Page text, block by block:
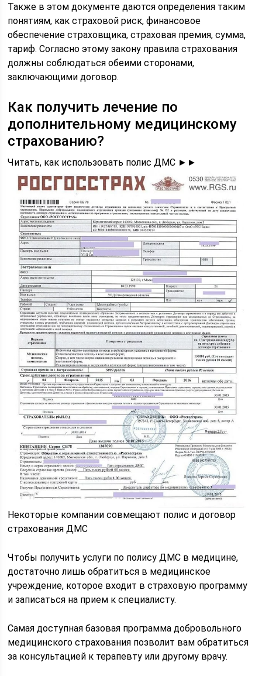
Также в этом документе даются определения таким
понятиям, как страховой риск, финансовое
обеспечение страховщика, страховая премия, сумма,
тариф. Согласно этому закону правила страхования
должны соблюдаться обеими сторонами,
заключающими договор.
Как получить лечение по
дополнительному медицинскому
страхованию?
Читать, как использовать полис ДМС ►►
Некоторые компании совмещают полис и договор
страхования ДМС
Чтобы получить услуги по полису ДМС в медицине,
достаточно лишь обратиться в медицинское
учреждение, которое входит в страховую программу
и записаться на прием к специалисту.
Самая доступная базовая программа добровольного
медицинского страхования позволит вам обратиться
за консультацией к терапевту или другому врачу.